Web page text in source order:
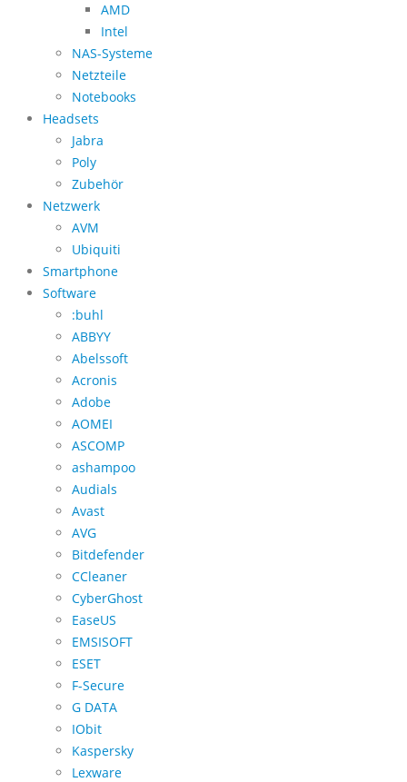
AMD
Intel
NAS-Systeme
Netzteile
Notebooks
Headsets
Jabra
Poly
Zubehör
Netzwerk
AVM
Ubiquiti
Smartphone
Software
:buhl
ABBYY
Abelssoft
Acronis
Adobe
AOMEI
ASCOMP
ashampoo
Audials
Avast
AVG
Bitdefender
CCleaner
CyberGhost
EaseUS
EMSISOFT
ESET
F-Secure
G DATA
IObit
Kaspersky
Lexware